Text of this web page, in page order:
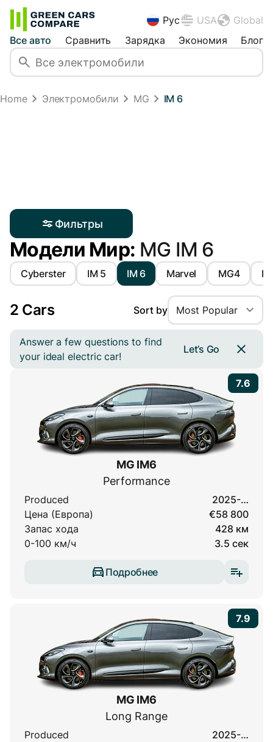
Рус USA
Global
Все авто
Сравнить Зарядка Экономия Блог
Home Электромобили MG IM 6
Фильтры
Модели Мир: MG IM 6
Cyberster IM 5 IM 6 Marvel MG4
2 Cars Sort by Most Popular
Answer a few questions to find
your ideal electric car!
Let’s Go
7.6
MG IM6
Performance
Produced
2025-…
Цена (Европа)
€58 800
Запас хода
428 км
0-100 км/ч
3.5 сек
Подробнее
7.9
MG IM6
Long Range
Produced
2025-…